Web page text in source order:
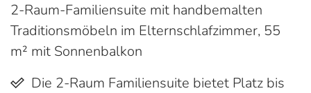
2-Raum-Familiensuite mit handbemalten
Traditionsmöbeln im Elternschlafzimmer, 55
m² mit Sonnenbalkon
Die 2-Raum Familiensuite bietet Platz bis